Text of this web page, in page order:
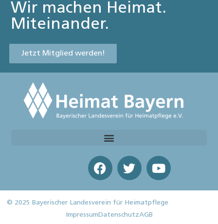
Wir machen Heimat.
Miteinander.
Jetzt Mitglied werden!
© 2025 Bayerischer Landesverein für Heimatpflege
ImpressumDatenschutzAGB